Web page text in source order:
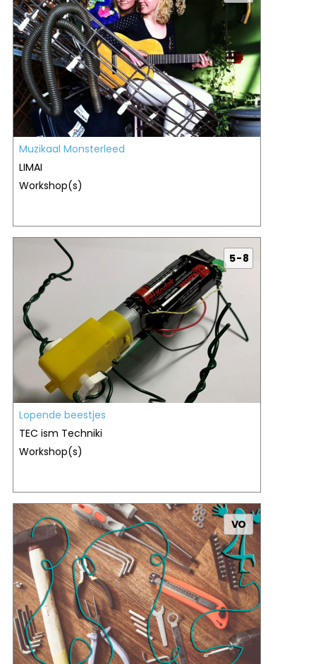
Muzikaal Monsterleed
LIMAI
Workshop(s)
5 - 8
Lopende beestjes
TEC ism Techniki
Workshop(s)
VO